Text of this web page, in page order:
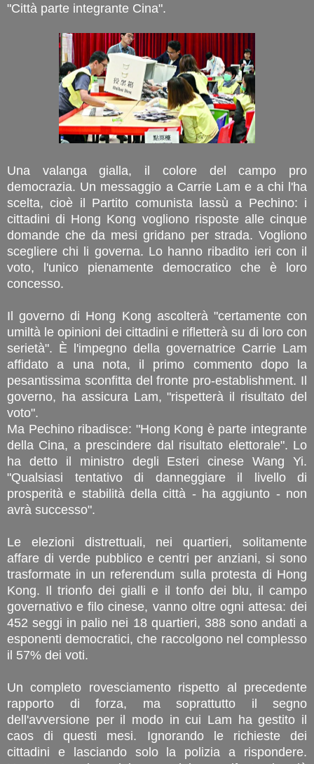
"Città parte integrante Cina".
Una valanga gialla, il colore del campo pro
democrazia. Un messaggio a Carrie Lam e a chi l'ha
scelta, cioè il Partito comunista lassù a Pechino: i
cittadini di Hong Kong vogliono risposte alle cinque
domande che da mesi gridano per strada. Vogliono
scegliere chi li governa. Lo hanno ribadito ieri con il
voto, l'unico pienamente democratico che è loro
concesso.
Il governo di Hong Kong ascolterà "certamente con
umiltà le opinioni dei cittadini e rifletterà su di loro con
serietà". È l'impegno della governatrice Carrie Lam
affidato a una nota, il primo commento dopo la
pesantissima sconfitta del fronte pro-establishment. Il
governo, ha assicura Lam, "rispetterà il risultato del
voto".
Ma Pechino ribadisce: "Hong Kong è parte integrante
della Cina, a prescindere dal risultato elettorale". Lo
ha detto il ministro degli Esteri cinese Wang Yi.
"Qualsiasi tentativo di danneggiare il livello di
prosperità e stabilità della città - ha aggiunto - non
avrà successo".
Le elezioni distrettuali, nei quartieri, solitamente
affare di verde pubblico e centri per anziani, si sono
trasformate in un referendum sulla protesta di Hong
Kong. Il trionfo dei gialli e il tonfo dei blu, il campo
governativo e filo cinese, vanno oltre ogni attesa: dei
452 seggi in palio nei 18 quartieri, 388 sono andati a
esponenti democratici, che raccolgono nel complesso
il 57% dei voti.
Un completo rovesciamento rispetto al precedente
rapporto di forza, ma soprattutto il segno
dell'avversione per il modo in cui Lam ha gestito il
caos di questi mesi. Ignorando le richieste dei
cittadini e lasciando solo la polizia a rispondere.